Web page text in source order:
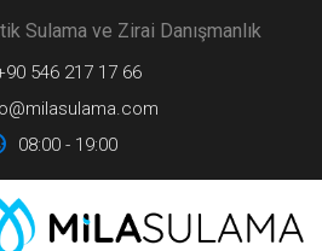
Sulama ve Zirai Danışmanlık
546 217 17 66
08:00 - 19:00